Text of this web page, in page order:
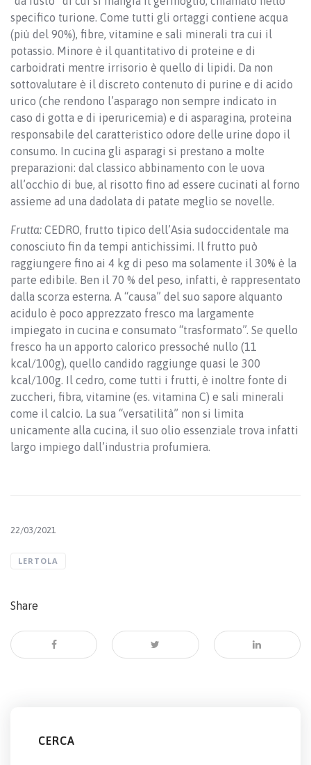
specifico turione. Come tutti gli ortaggi contiene acqua
(più del 90%), fibre, vitamine e sali minerali tra cui il
potassio. Minore è il quantitativo di proteine e di
carboidrati mentre irrisorio è quello di lipidi. Da non
sottovalutare è il discreto contenuto di purine e di acido
urico (che rendono l’asparago non sempre indicato in
caso di gotta e di iperuricemia) e di asparagina, proteina
responsabile del caratteristico odore delle urine dopo il
consumo. In cucina gli asparagi si prestano a molte
preparazioni: dal classico abbinamento con le uova
all’occhio di bue, al risotto fino ad essere cucinati al forno
assieme ad una dadolata di patate meglio se novelle.
Frutta: CEDRO, frutto tipico dell’Asia sudoccidentale ma
conosciuto fin da tempi antichissimi. Il frutto può
raggiungere fino ai 4 kg di peso ma solamente il 30% è la
parte edibile. Ben il 70 % del peso, infatti, è rappresentato
dalla scorza esterna. A “causa” del suo sapore alquanto
acidulo è poco apprezzato fresco ma largamente
impiegato in cucina e consumato “trasformato”. Se quello
fresco ha un apporto calorico pressoché nullo (11
kcal/100g), quello candido raggiunge quasi le 300
kcal/100g. Il cedro, come tutti i frutti, è inoltre fonte di
zuccheri, fibra, vitamine (es. vitamina C) e sali minerali
come il calcio. La sua “versatilità” non si limita
unicamente alla cucina, il suo olio essenziale trova infatti
largo impiego dall’industria profumiera.
22/03/2021
LERTOLA
Share
CERCA